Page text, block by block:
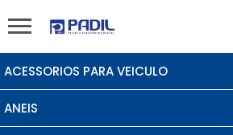
ACESSORIOS PARA VEICULO
ANEIS